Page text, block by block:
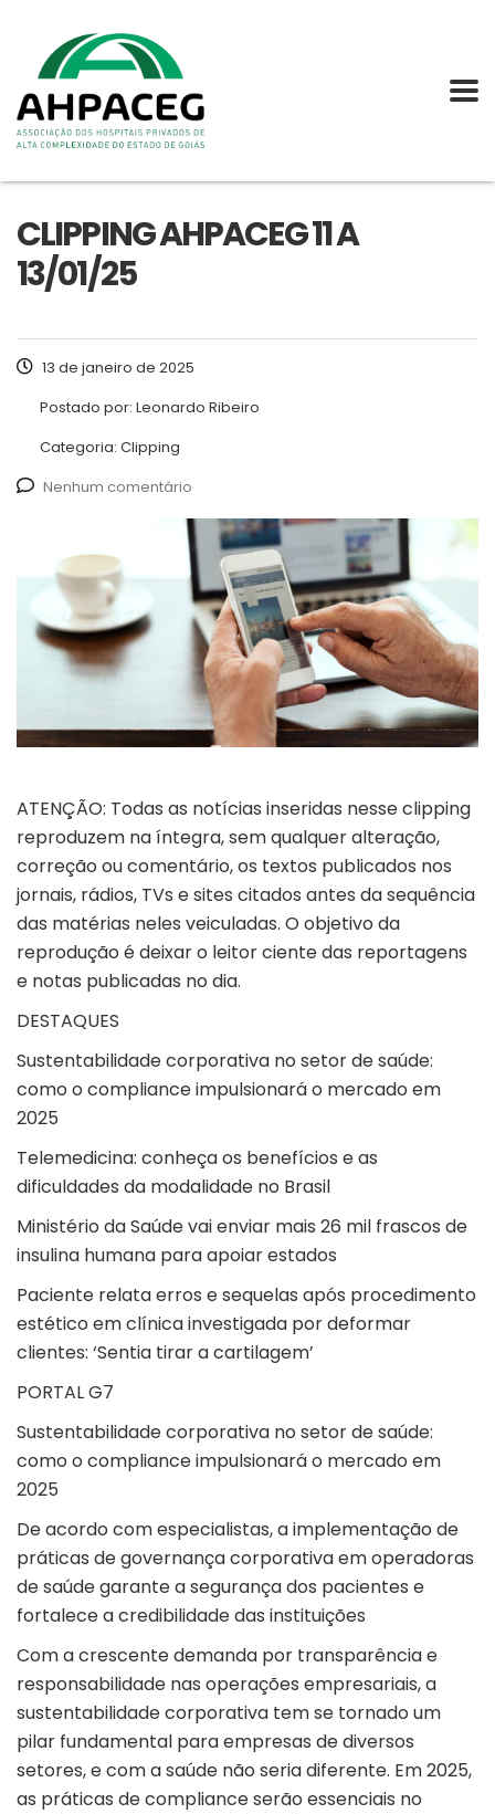
CLIPPING AHPACEG 11 A
13/01/25
13 de janeiro de 2025
Postado por: Leonardo Ribeiro
Categoria: Clipping
Nenhum comentário
ATENÇÃO: Todas as notícias inseridas nesse clipping
reproduzem na íntegra, sem qualquer alteração,
correção ou comentário, os textos publicados nos
jornais, rádios, TVs e sites citados antes da sequência
das matérias neles veiculadas. O objetivo da
reprodução é deixar o leitor ciente das reportagens
e notas publicadas no dia.
DESTAQUES
Sustentabilidade corporativa no setor de saúde:
como o compliance impulsionará o mercado em
2025
Telemedicina: conheça os benefícios e as
dificuldades da modalidade no Brasil
Ministério da Saúde vai enviar mais 26 mil frascos de
insulina humana para apoiar estados
Paciente relata erros e sequelas após procedimento
estético em clínica investigada por deformar
clientes: ‘Sentia tirar a cartilagem’
PORTAL G7
Sustentabilidade corporativa no setor de saúde:
como o compliance impulsionará o mercado em
2025
De acordo com especialistas, a implementação de
práticas de governança corporativa em operadoras
de saúde garante a segurança dos pacientes e
fortalece a credibilidade das instituições
Com a crescente demanda por transparência e
responsabilidade nas operações empresariais, a
sustentabilidade corporativa tem se tornado um
pilar fundamental para empresas de diversos
setores, e com a saúde não seria diferente. Em 2025,
as práticas de compliance serão essenciais no